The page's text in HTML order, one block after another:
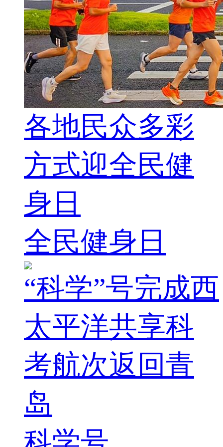
各地民众多彩
方式迎全民健
身日
全民健身日
“科学”号完成西
太平洋共享科
考航次返回青
岛